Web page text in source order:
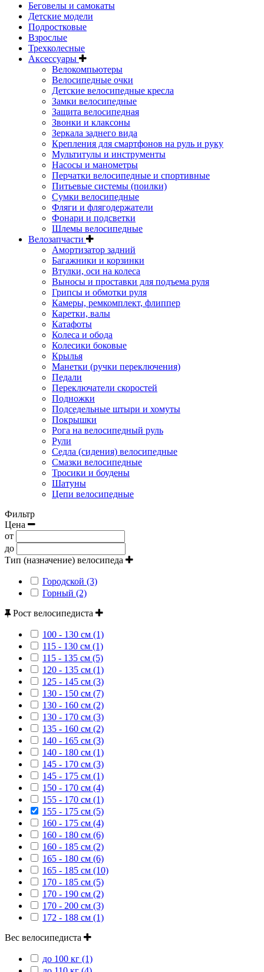
Беговелы и самокаты
Детские модели
Подростковые
Взрослые
Трехколесные
Аксессуары
Велокомпьютеры
Велосипедные очки
Детские велосипедные кресла
Замки велосипедные
Защита велосипедная
Звонки и клаксоны
Зеркала заднего вида
Крепления для смартфонов на руль и руку
Мультитулы и инструменты
Насосы и манометры
Перчатки велосипедные и спортивные
Питьевые системы (поилки)
Сумки велосипедные
Фляги и флягодержатели
Фонари и подсветки
Шлемы велосипедные
Велозапчасти
Амортизатор задний
Багажники и корзинки
Втулки, оси на колеса
Выносы и проставки для подъема руля
Грипсы и обмотки руля
Камеры, ремкомплект, флиппер
Каретки, валы
Катафоты
Колеса и обода
Колесики боковые
Крылья
Манетки (ручки переключения)
Педали
Переключатели скоростей
Подножки
Подседельные штыри и хомуты
Покрышки
Рога на велосипедный руль
Рули
Седла (сидения) велосипедные
Смазки велосипедные
Тросики и боудены
Шатуны
Цепи велосипедные
Фильтр
Цена
от
до
Тип (назначение) велосипеда
Городской (3)
Горный (2)
Рост велосипедиста
100 - 130 см (1)
115 - 130 см (1)
115 - 135 см (5)
120 - 135 см (1)
125 - 145 см (3)
130 - 150 см (7)
130 - 160 см (2)
130 - 170 см (3)
135 - 160 см (2)
140 - 165 см (3)
140 - 180 см (1)
145 - 170 см (3)
145 - 175 см (1)
150 - 170 см (4)
155 - 170 см (1)
155 - 175 см (5)
160 - 175 см (4)
160 - 180 см (6)
160 - 185 см (2)
165 - 180 см (6)
165 - 185 см (10)
170 - 185 см (5)
170 - 190 см (2)
170 - 200 см (3)
172 - 188 см (1)
Вес велосипедиста
до 100 кг (1)